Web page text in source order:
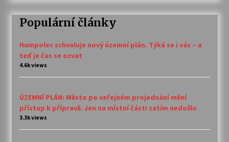
Populární články
Humpolec schvaluje nový územní plán. Týká se i vás – a
teď je čas se ozvat
4.6k views
ÚZEMNÍ PLÁN: Město po veřejném projednání mění
přístup k přípravě. Jen na místní části zatím nedošlo
3.3k views